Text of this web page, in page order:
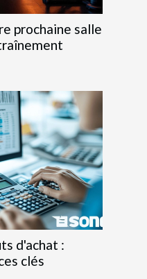
prochaine salle
d'achat :
clés